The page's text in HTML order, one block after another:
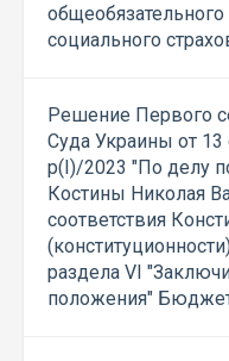
общеобязательного
социального
Решение Первого
Суда Украины от
р(I)/2023 "По делу
Костины Николая
соответствия
раздела VI
положения"